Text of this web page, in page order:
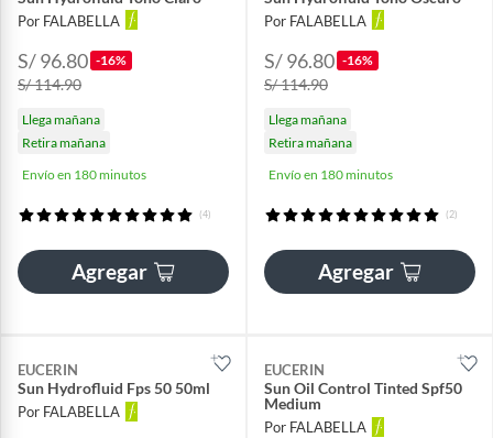
Por FALABELLA
S/ 96.80 -16%
S/ 114.90
Llega mañana
Retira mañana
Envío en 180 minutos
(4)
Agregar
Por FALABELLA
S/ 96.80 -16%
S/ 114.90
Llega mañana
Retira mañana
Envío en 180 minutos
(2)
Agregar
EUCERIN
Sun Hydrofluid Fps 50 50ml
Por FALABELLA
EUCERIN
Sun Oil Control Tinted Spf50
Medium
Por FALABELLA